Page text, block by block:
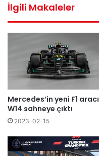
İlgili Makaleler
Mercedes’in yeni F1 aracı
W14 sahneye çıktı
2023-02-15